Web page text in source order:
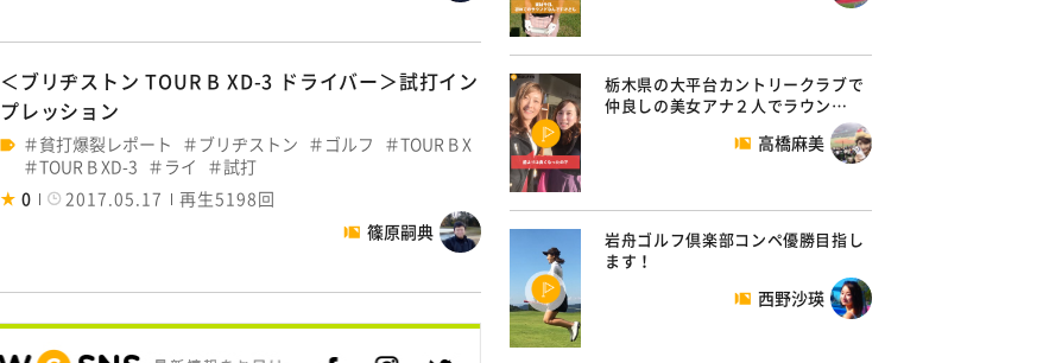
＜ブリヂストン TOUR B XD-3 ドライバー＞試打イン
プレッション
貧打爆裂レポート ブリヂストン ゴルフ
TOUR B X
TOUR B XD-3
ライ
試打
0
2017.05.17
再生5198回
篠原嗣典
栃木県の大平台カントリークラブで
仲良しの美女アナ２人でラウン…
高橋麻美
岩舟ゴルフ倶楽部コンペ優勝目指し
ます！
西野沙瑛